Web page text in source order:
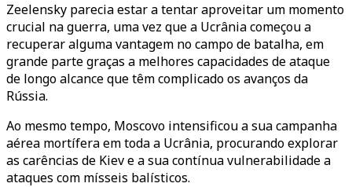
Zeelensky parecia estar a tentar aproveitar um momento
crucial na guerra, uma vez que a Ucrânia começou a
recuperar alguma vantagem no campo de batalha, em
grande parte graças a melhores capacidades de ataque
de longo alcance que têm complicado os avanços da
Rússia.
Ao mesmo tempo, Moscovo intensificou a sua campanha
aérea mortífera em toda a Ucrânia, procurando explorar
as carências de Kiev e a sua contínua vulnerabilidade a
ataques com mísseis balísticos.